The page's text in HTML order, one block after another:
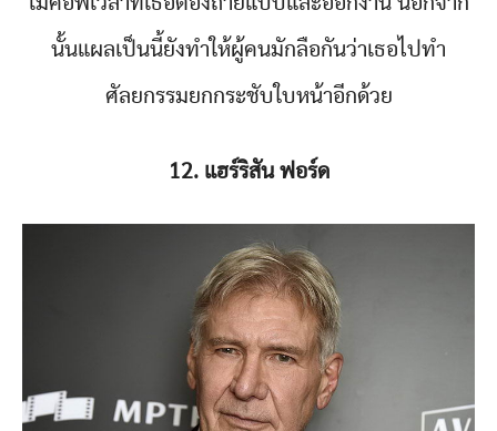
นั้นแผลเป็นนี้ยังทำให้ผู้คนมักลือกันว่าเธอไปทำ
ศัลยกรรมยกกระชับใบหน้าอีกด้วย
12. แฮร์ริสัน ฟอร์ด